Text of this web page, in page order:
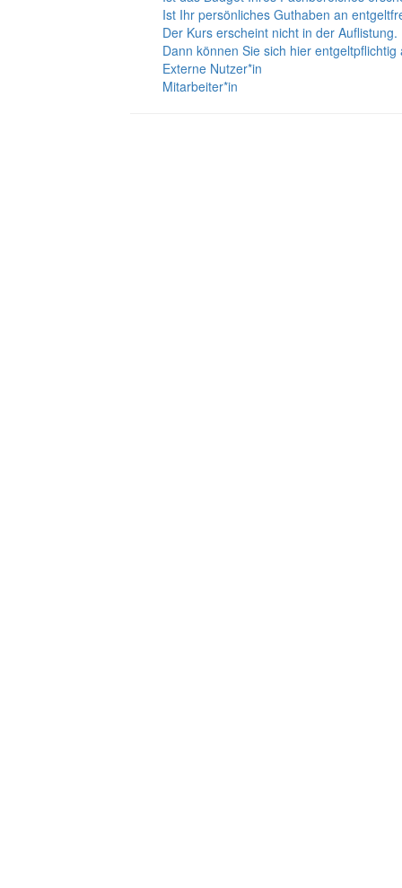
Ist Ihr persönliches Guthaben an
Der Kurs erscheint nicht in der Auflistung.
Dann können Sie sich hier entgeltpflichtig
Externe Nutzer*in
Mitarbeiter*in